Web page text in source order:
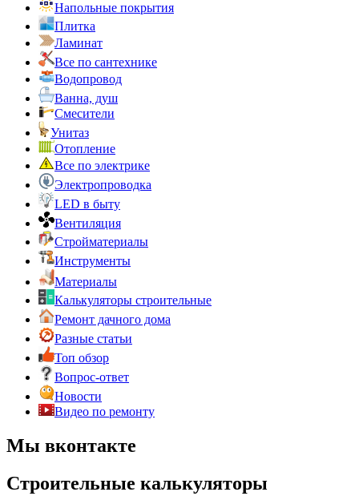
Напольные покрытия
Плитка
Ламинат
Все по сантехнике
Водопровод
Ванна, душ
Смесители
Унитаз
Отопление
Все по электрике
Электропроводка
LED в быту
Вентиляция
Стройматериалы
Инструменты
Материалы
Калькуляторы строительные
Ремонт дачного дома
Разные статьи
Топ обзор
Вопрос-ответ
Новости
Видео по ремонту
Мы вконтакте
Строительные калькуляторы